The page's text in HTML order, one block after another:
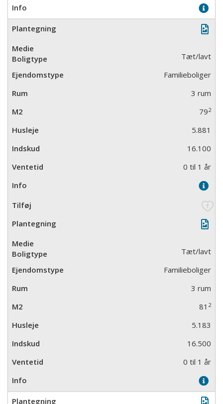
Tæt/lavt
Familieboliger
3 rum
792
5.881
16.100
0 til 1 år
Tæt/lavt
Familieboliger
3 rum
81 2
5.183
16.500
0 til 1 år